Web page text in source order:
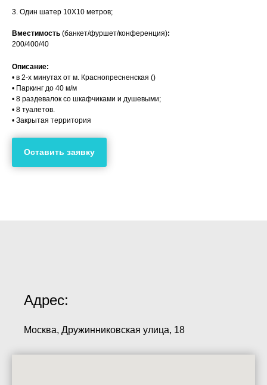
3. Один шатер 10Х10 метров;
Вместимость (банкет/фуршет/конференция):
200/400/40
Описание:
• в 2-х минутах от м. Краснопресненская ()
• Паркинг до 40 м/м
• 8 раздевалок со шкафчиками и душевыми;
• 8 туалетов.
• Закрытая территория
Оставить заявку
Адрес:
Москва, Дружинниковская улица, 18